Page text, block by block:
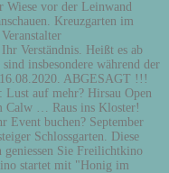
Wiese vor der Leinwand
Kreuzgarten im
Verständnis. Heißt es ab
insbesondere während der
ABGESAGT !!!
Lust auf mehr? Hirsau Open
Calw … Raus ins Kloster!
Event buchen? September
Schlossgarten. Diese
Sie Freilichtkino
startet mit "Honig im